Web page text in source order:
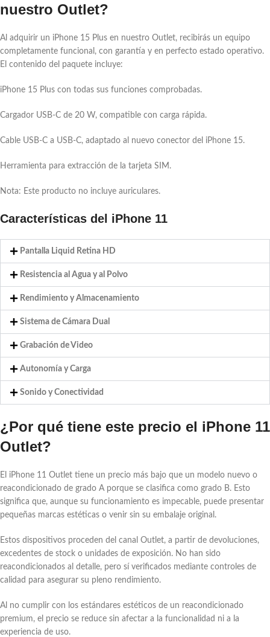
nuestro Outlet?
Al adquirir un iPhone 15 Plus en nuestro Outlet, recibirás un equipo
completamente funcional, con garantía y en perfecto estado operativo.
El contenido del paquete incluye:
iPhone 15 Plus con todas sus funciones comprobadas.
Cargador USB-C de 20 W, compatible con carga rápida.
Cable USB-C a USB-C, adaptado al nuevo conector del iPhone 15.
Herramienta para extracción de la tarjeta SIM.
Nota: Este producto no incluye auriculares.
Características del iPhone 11
Pantalla Liquid Retina HD
Resistencia al Agua y al Polvo
Rendimiento y Almacenamiento
Sistema de Cámara Dual
Grabación de Video
Autonomía y Carga
Sonido y Conectividad
¿Por qué tiene este precio el iPhone 11
Outlet?
El iPhone 11 Outlet tiene un precio más bajo que un modelo nuevo o
reacondicionado de grado A porque se clasifica como grado B. Esto
significa que, aunque su funcionamiento es impecable, puede presentar
pequeñas marcas estéticas o venir sin su embalaje original.
Estos dispositivos proceden del canal Outlet, a partir de devoluciones,
excedentes de stock o unidades de exposición. No han sido
reacondicionados al detalle, pero sí verificados mediante controles de
calidad para asegurar su pleno rendimiento.
Al no cumplir con los estándares estéticos de un reacondicionado
premium, el precio se reduce sin afectar a la funcionalidad ni a la
experiencia de uso.